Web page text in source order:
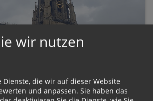
für den
wir nutzen
Dienste, die wir auf dieser Website
und anpassen. Sie haben das